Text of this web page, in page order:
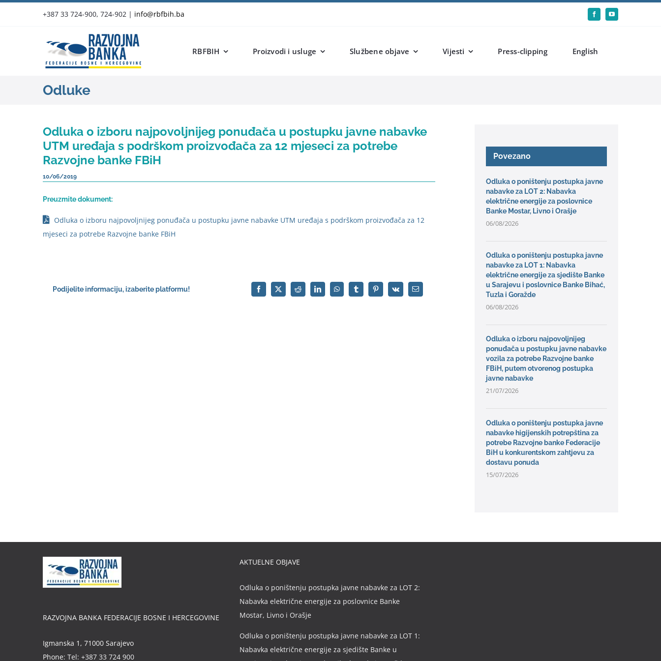
+387 33 724-900, 724-902 | info@rbfbih.ba
RBFBIH Proizvodi i usluge Službene objave Vijesti Press-clipping English
Odluke
Odluka o izboru najpovoljnijeg ponuđača u postupku javne nabavke
UTM uređaja s podrškom proizvođača za 12 mjeseci za potrebe
Razvojne banke FBiH
10/06/2019
Preuzmite dokument:
Odluka o izboru najpovoljnijeg ponuđača u postupku javne nabavke UTM uređaja s podrškom proizvođača za 12
mjeseci za potrebe Razvojne banke FBiH
Podijelite informaciju, izaberite platformu!
Povezano
Odluka o poništenju postupka javne
nabavke za LOT 2: Nabavka
električne energije za poslovnice
Banke Mostar, Livno i Orašje
06/08/2026
Odluka o poništenju postupka javne
nabavke za LOT 1: Nabavka
električne energije za sjedište Banke
u Sarajevu i poslovnice Banke Bihać,
Tuzla i Goražde
06/08/2026
Odluka o izboru najpovoljnijeg
ponuđača u postupku javne nabavke
vozila za potrebe Razvojne banke
FBiH, putem otvorenog postupka
javne nabavke
21/07/2026
Odluka o poništenju postupka javne
nabavke higijenskih potrepština za
potrebe Razvojne banke Federacije
BiH u konkurentskom zahtjevu za
dostavu ponuda
15/07/2026
RAZVOJNA BANKA FEDERACIJE BOSNE I HERCEGOVINE
Igmanska 1, 71000 Sarajevo
Phone: Tel: +387 33 724 900
AKTUELNE OBJAVE
Odluka o poništenju postupka javne nabavke za LOT 2:
Nabavka električne energije za poslovnice Banke
Mostar, Livno i Orašje
Odluka o poništenju postupka javne nabavke za LOT 1:
Nabavka električne energije za sjedište Banke u